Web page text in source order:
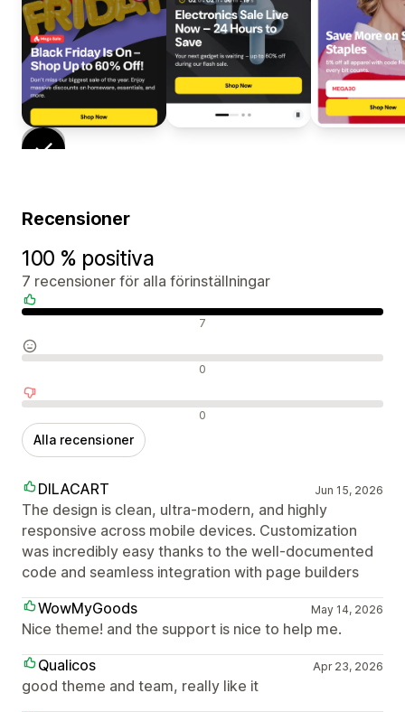
Recensioner
100 % positiva
7 recensioner för alla förinställningar
7
0
0
Alla recensioner
DILACART Jun 15, 2026
The design is clean, ultra-modern, and highly
responsive across mobile devices. Customization
was incredibly easy thanks to the well-documented
code and seamless integration with page builders
WowMyGoods
May 14, 2026
Nice theme! and the support is nice to help me.
Qualicos
Apr 23, 2026
good theme and team, really like it